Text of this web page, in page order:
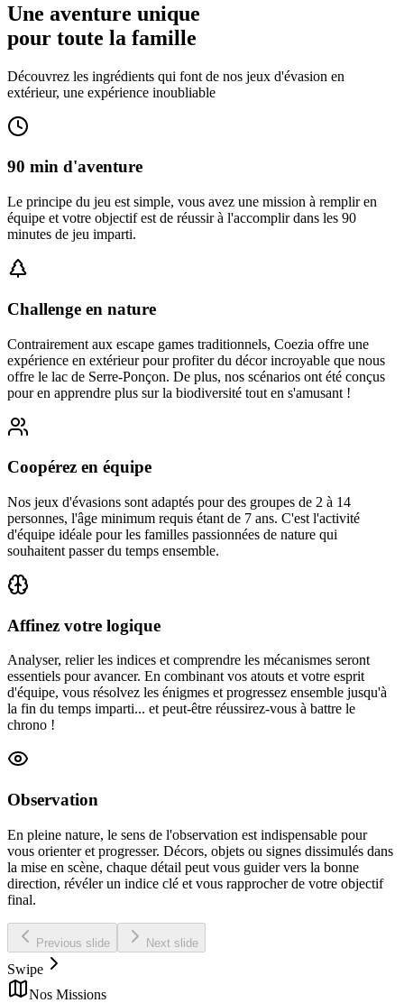
Une aventure unique
pour toute la famille
Découvrez les ingrédients qui font de nos jeux d'évasion en
extérieur, une expérience inoubliable
90 min d'aventure
Le principe du jeu est simple, vous avez une mission à remplir en
équipe et votre objectif est de réussir à l'accomplir dans les 90
minutes de jeu imparti.
Challenge en nature
Contrairement aux escape games traditionnels, Coezia offre une
expérience en extérieur pour profiter du décor incroyable que nous
offre le lac de Serre-Ponçon. De plus, nos scénarios ont été conçus
pour en apprendre plus sur la biodiversité tout en s'amusant !
Coopérez en équipe
Nos jeux d'évasions sont adaptés pour des groupes de 2 à 14
personnes, l'âge minimum requis étant de 7 ans. C'est l'activité
d'équipe idéale pour les familles passionnées de nature qui
souhaitent passer du temps ensemble.
Affinez votre logique
Analyser, relier les indices et comprendre les mécanismes seront
essentiels pour avancer. En combinant vos atouts et votre esprit
d'équipe, vous résolvez les énigmes et progressez ensemble jusqu'à
la fin du temps imparti... et peut-être réussirez-vous à battre le
chrono !
Observation
En pleine nature, le sens de l'observation est indispensable pour
vous orienter et progresser. Décors, objets ou signes dissimulés dans
la mise en scène, chaque détail peut vous guider vers la bonne
direction, révéler un indice clé et vous rapprocher de votre objectif
final.
Previous slide Next slide
Swipe
Nos Missions